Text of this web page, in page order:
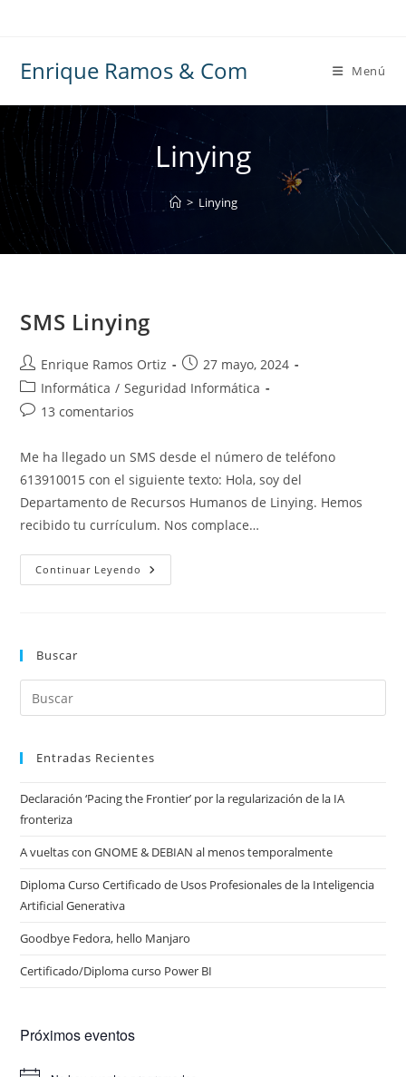
Enrique Ramos & Com Menú
Linying
> Linying
SMS Linying
Autor
de
la
entrada:
Enrique Ramos Ortiz
Publicación
de
27 mayo, 2024
Categoría
de
Informática / Seguridad Informática
Comentarios
la
entrada:
13 comentarios
Me ha llegado un SMS desde el número de teléfono
613910015 con el siguiente texto: Hola, soy del
Departamento de Recursos Humanos de Linying. Hemos
recibido tu currículum. Nos complace…
Continuar Leyendo SMS
Linying
Buscar
Entradas Recientes
Declaración ‘Pacing the Frontier’ por la regularización de la IA
fronteriza
A vueltas con GNOME & DEBIAN al menos temporalmente
Diploma Curso Certificado de Usos Profesionales de la Inteligencia
Artificial Generativa
Goodbye Fedora, hello Manjaro
Certificado/Diploma curso Power BI
Próximos eventos